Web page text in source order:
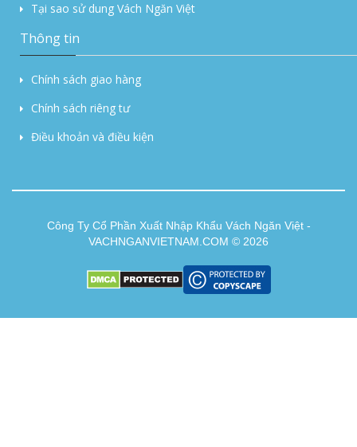
Tại sao sử dung Vách Ngăn Việt
Thông tin
Chính sách giao hàng
Chính sách riêng tư
Điều khoản và điều kiện
Công Ty Cổ Phần Xuất Nhập Khẩu Vách Ngăn Việt -
VACHNGANVIETNAM.COM © 2026